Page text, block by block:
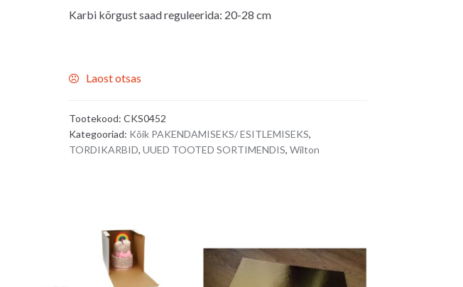
Karbi kõrgust saad reguleerida: 20-28 cm
Laost otsas
Tootekood: CKS0452
Kategooriad: Kõik PAKENDAMISEKS/ ESITLEMISEKS,
TORDIKARBID, UUED TOOTED SORTIMENDIS, Wilton